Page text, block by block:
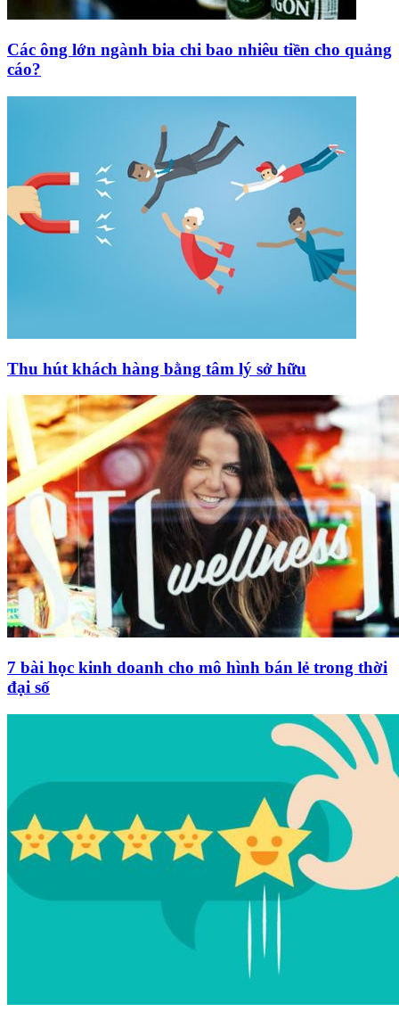
Các ông lớn ngành bia chi bao nhiêu tiền cho quảng
cáo?
Thu hút khách hàng bằng tâm lý sở hữu
7 bài học kinh doanh cho mô hình bán lẻ trong thời
đại số